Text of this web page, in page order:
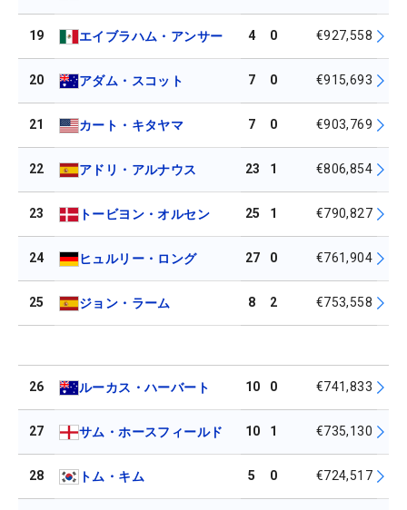
19 エイブラハム・アンサー 4 0 €927,558
20 アダム・スコット 7 0 €915,693
21 カート・キタヤマ 7 0 €903,769
22 アドリ・アルナウス 23 1 €806,854
23 トービヨン・オルセン 25 1 €790,827
24 ヒュルリー・ロング 27 0 €761,904
25 ジョン・ラーム 8 2 €753,558
26 ルーカス・ハーバート 10 0 €741,833
27 サム・ホースフィールド 10 1 €735,130
28 トム・キム 5 0 €724,517